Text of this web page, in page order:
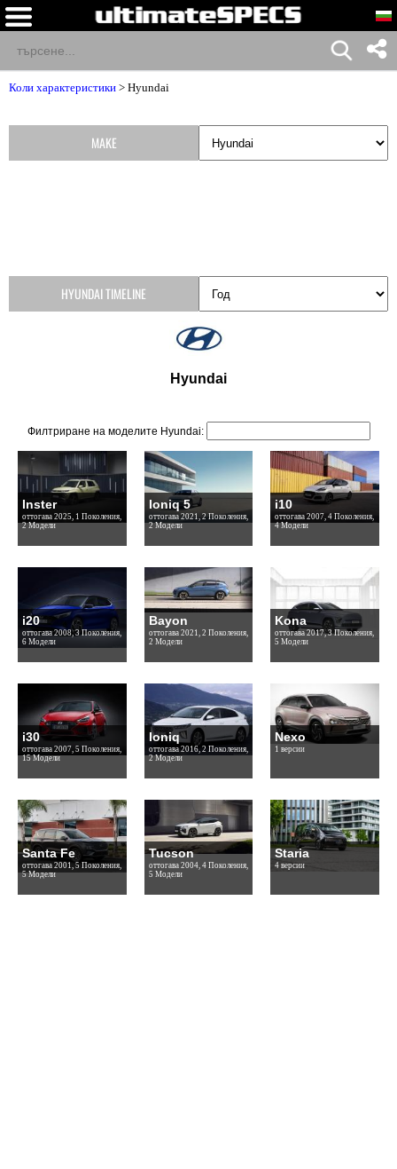
Коли характеристики > Hyundai
Hyundai
Филтриране на моделите Hyundai:
Inster
оттогава 2025, 1 Поколения,
2 Модели
Ioniq 5
оттогава 2021, 2 Поколения,
2 Модели
i10
оттогава 2007, 4 Поколения,
4 Модели
i20
оттогава 2008, 3 Поколения,
6 Модели
Bayon
оттогава 2021, 2 Поколения,
2 Модели
Kona
оттогава 2017, 3 Поколения,
5 Модели
i30
оттогава 2007, 5 Поколения,
15 Модели
Ioniq
оттогава 2016, 2 Поколения,
2 Модели
Nexo
1 версии
Santa Fe
оттогава 2001, 5 Поколения,
5 Модели
Tucson
оттогава 2004, 4 Поколения,
5 Модели
Staria
4 версии
MAKE
HYUNDAI TIMELINE